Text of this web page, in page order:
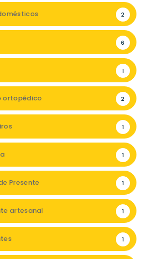
2
6
1
ortopédico 2
1
1
Presente 1
artesanal 1
1